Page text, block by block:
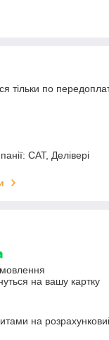
тільки по
САТ, Делівері
на вашу картку
на